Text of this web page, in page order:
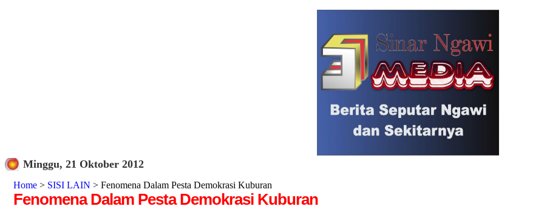
Minggu, 21 Oktober 2012
Home > SISI LAIN > Fenomena Dalam Pesta Demokrasi Kuburan
Fenomena Dalam Pesta Demokrasi Kuburan